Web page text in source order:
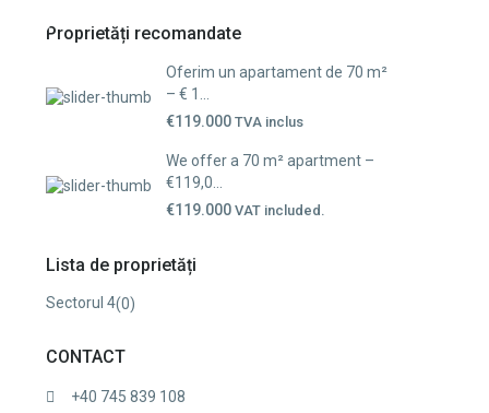
Proprietăți recomandate
Oferim un apartament de 70 m²
– € 1...
€119.000 TVA inclus
We offer a 70 m² apartment –
€119,0...
€119.000 VAT included.
Lista de proprietăți
Sectorul 4(0)
CONTACT
+40 745 839 108